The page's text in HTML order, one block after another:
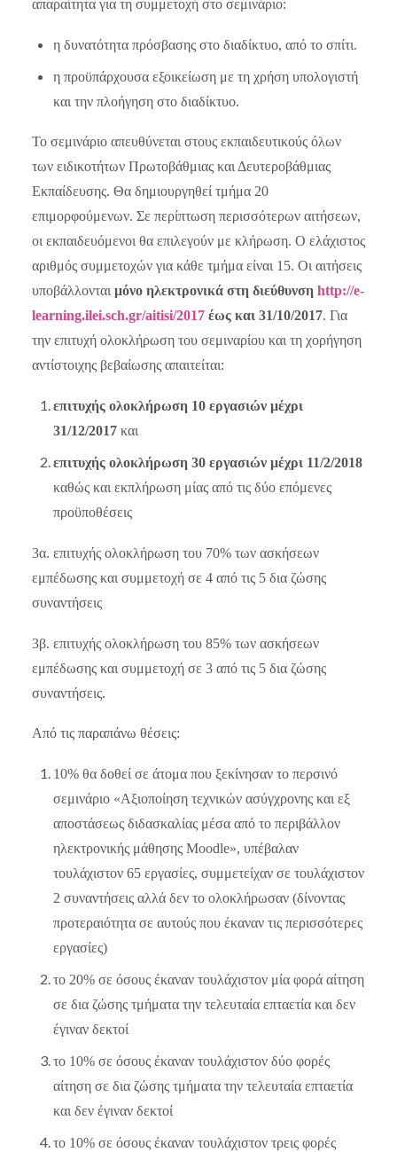
απαραίτητα για τη συμμετοχή στο σεμινάριο:
η δυνατότητα πρόσβασης στο διαδίκτυο, από το σπίτι.
η προϋπάρχουσα εξοικείωση με τη χρήση υπολογιστή
και την πλοήγηση στο διαδίκτυο.
Το σεμινάριο απευθύνεται στους εκπαιδευτικούς όλων
των ειδικοτήτων Πρωτοβάθμιας και Δευτεροβάθμιας
Εκπαίδευσης. Θα δημιουργηθεί τμήμα 20
επιμορφούμενων. Σε περίπτωση περισσότερων αιτήσεων,
οι εκπαιδευόμενοι θα επιλεγούν με κλήρωση. Ο ελάχιστος
αριθμός συμμετοχών για κάθε τμήμα είναι 15. Οι αιτήσεις
υποβάλλονται μόνο ηλεκτρονικά στη διεύθυνση http://e-
learning.ilei.sch.gr/aitisi/2017έως και 31/10/2017. Για
την επιτυχή ολοκλήρωση του σεμιναρίου και τη χορήγηση
αντίστοιχης βεβαίωσης απαιτείται:
επιτυχής ολοκλήρωση 10 εργασιών μέχρι
31/12/2017και
επιτυχής ολοκλήρωση 30 εργασιών μέχρι 11/2/2018
καθώς και εκπλήρωση μίας από τις δύο επόμενες
προϋποθέσεις
3α. επιτυχής ολοκλήρωση του 70% των ασκήσεων
εμπέδωσης και συμμετοχή σε 4 από τις 5 δια ζώσης
συναντήσεις
3β. επιτυχής ολοκλήρωση του 85% των ασκήσεων
εμπέδωσης και συμμετοχή σε 3 από τις 5 δια ζώσης
συναντήσεις.
Από τις παραπάνω θέσεις:
10% θα δοθεί σε άτομα που ξεκίνησαν το περσινό
σεμινάριο «Αξιοποίηση τεχνικών ασύγχρονης και εξ
αποστάσεως διδασκαλίας μέσα από το περιβάλλον
ηλεκτρονικής μάθησης Moodle», υπέβαλαν
τουλάχιστον 65 εργασίες, συμμετείχαν σε τουλάχιστον
2 συναντήσεις αλλά δεν το ολοκλήρωσαν (δίνοντας
προτεραιότητα σε αυτούς που έκαναν τις περισσότερες
εργασίες)
το 20% σε όσους έκαναν τουλάχιστον μία φορά αίτηση
σε δια ζώσης τμήματα την τελευταία επταετία και δεν
έγιναν δεκτοί
το 10% σε όσους έκαναν τουλάχιστον δύο φορές
αίτηση σε δια ζώσης τμήματα την τελευταία επταετία
και δεν έγιναν δεκτοί
το 10% σε όσους έκαναν τουλάχιστον τρεις φορές